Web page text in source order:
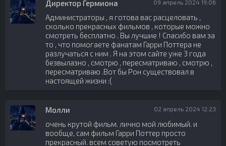
Директор Гермиона 09 апрель 2024 19:06
Администраторы , я готова вас расцеловать ,
сколько прекрасных фильмов , которые можно
смотреть бесплатно . Вы лучшие ! Спасибо вам за
то , что помогаете фанатам Гарри Поттера не
разлучаться с ним . Я на этом сайте уже 3 года
безвылазно , смотрю , пересматриваю , смотрю ,
пересматриваю .Вот бы Рон существовал в
настоящей жизни :(
Молли 02 апрель 2024 12:23
очень крутой фильм. лично мой любимый. и
вообще, сам фильм Гарри Поттер просто
прекрасный. всем советую посмотреть